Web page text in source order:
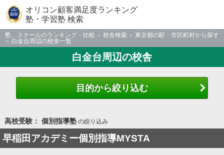
オリコン顧客満足度ランキング
塾・学習塾 検索
塾、スクールのランキング・比較 校舎検索
東京都の駅・市区町村から探す
白金台周辺の校舎一覧
白金台周辺の校舎
目的から絞り込む
高校受験： 個別指導塾の絞り込み
早稲田アカデミー個別指導MYSTA